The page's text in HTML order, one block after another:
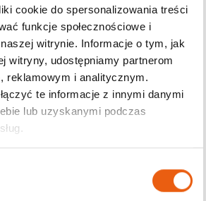
cookie do spersonalizowania treści
funkcje społecznościowe i
witrynie. Informacje o tym, jak
witryny, udostępniamy partnerom
reklamowym i analitycznym.
te informacje z innymi danymi
lub uzyskanymi podczas